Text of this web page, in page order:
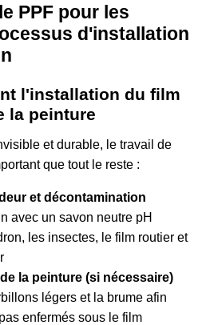
PPF pour les
d'installation
l'installation du film
la peinture
et durable, le travail de
que tout le reste :
et décontamination
avec un savon neutre pH
les insectes, le film routier et
la peinture (si nécessaire)
légers et la brume afin
enfermés sous le film